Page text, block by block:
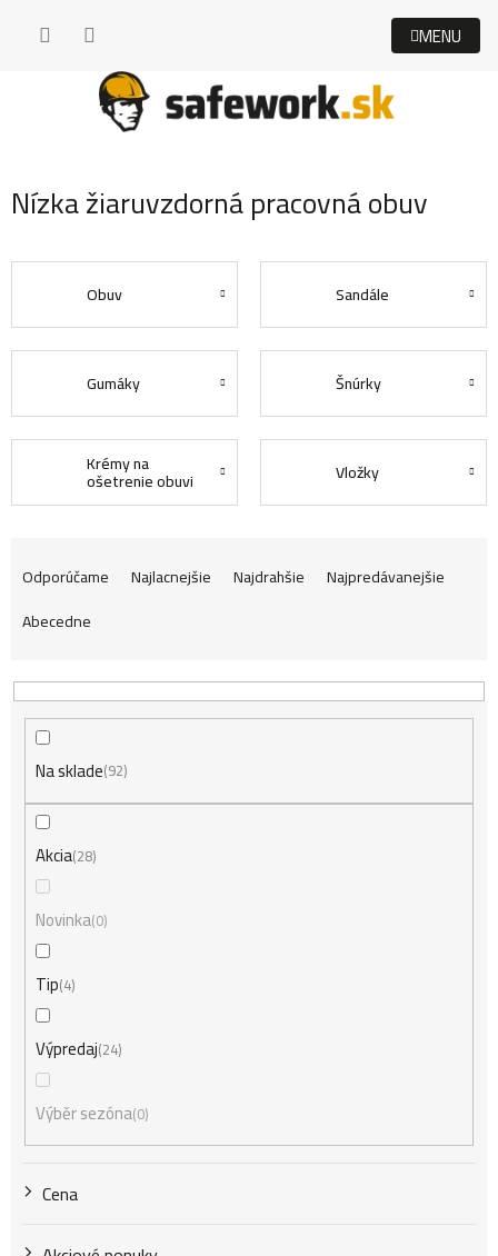
Nízka žiaruvzdorná pracovná obuv
Obuv Sandále
Gumáky Šnúrky
Krémy na
ošetrenie obuvi Vložky
R
a
d
e
o
Odporúčame Najlacnejšie Najdrahšie
Najpredávanejšie
Abecedne
Na sklade 92
Akcia 28
Novinka 0
Tip 4
Výpredaj 24
Výběr sezóna 0
Cena